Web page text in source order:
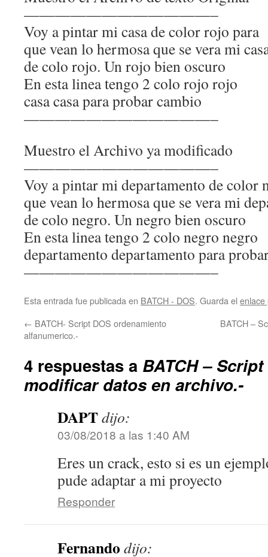
————————————–
Voy a pintar mi casa de color rojo para
que vean lo hermosa que se vera mi
de colo rojo. Un rojo bien oscuro
En esta linea tengo 2 colo rojo rojo
casa casa para probar cambio
————————————–
Muestro el Archivo ya modificado
————————————–
Voy a pintar mi departamento de color
que vean lo hermosa que se vera mi
de colo negro. Un negro bien oscuro
En esta linea tengo 2 colo negro negro
departamento departamento para
————————————–
Esta entrada fue publicada en BATCH - DOS. Guarda el enlace
← BATCH- Script DOS ordenamiento
alfanumerico.-
BATCH –
4 respuestas a BATCH –
modificar datos en archivo.-
DAPTdijo:
03/08/2018 a las 1:40 AM
Eres un crack, esto si es un
pude adaptar a mi proyecto
Responder
Fernando dijo: